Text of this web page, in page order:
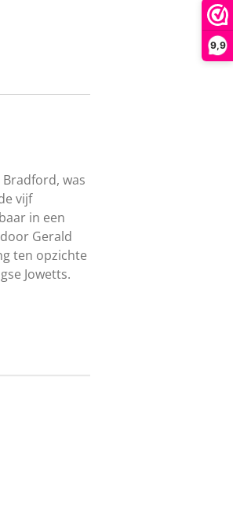
9,9
was
vijf
in een
Gerald
ten opzichte
Jowetts.